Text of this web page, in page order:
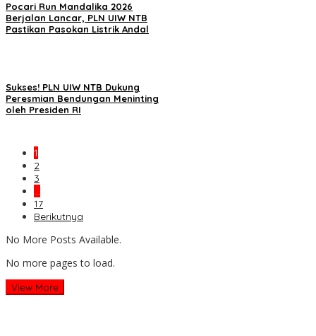
Pocari Run Mandalika 2026
Berjalan Lancar, PLN UIW NTB
Pastikan Pasokan Listrik Andal
Sukses! PLN UIW NTB Dukung
Peresmian Bendungan Meninting
oleh Presiden RI
1
2
3
…
17
Berikutnya
No More Posts Available.
No more pages to load.
View More